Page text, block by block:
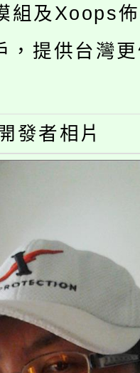
甄選結果(
險知識
年度學生
住民語歌
學年度第
甄選結果
學年度第
甄選結果(
大學推廣
溝通分析基
生輔導中心
輔導、社會
參加。
組及Xoops
，提供台灣
開發者相片